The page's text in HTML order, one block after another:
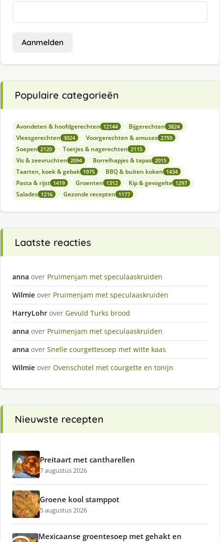
Aanmelden
Populaire categorieën
Avondeten & hoofdgerechten 12144 Bijgerechten 3824
Vleesgerechten 3024 Voorgerechten & amuses 2759
Soepen 2120 Toetjes & nagerechten 2115
Vis & zeevruchten 2094 Borrelhapjes & tapas 2015
Taarten, koek & gebak 1975 BBQ & buiten koken 1434
Pasta & rijst 1419 Groenten 1312 Kip & gevogelte 1297
Salades 1216 Gezonde recepten 1177
Laatste reacties
anna over Pruimenjam met speculaaskruiden
Wilmie over Pruimenjam met speculaaskruiden
HarryLohr over Gevuld Turks brood
anna over Pruimenjam met speculaaskruiden
anna over Snelle courgettesoep met witte kaas
Wilmie over Ovenschotel met courgette en tonijn
Nieuwste recepten
Preitaart met cantharellen
7 augustus 2026
Groene kool stamppot
5 augustus 2026
Mexicaanse groentesoep met gehakt en